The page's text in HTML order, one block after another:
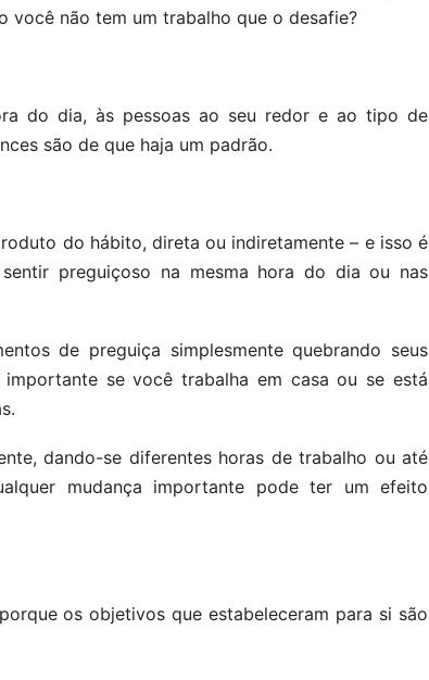
você não tem um trabalho que o desafie?
do dia, às pessoas ao seu redor e ao tipo de
são de que haja um padrão.
do hábito, direta ou indiretamente – e isso é
preguiçoso na mesma hora do dia ou nas
de preguiça simplesmente quebrando seus
se você trabalha em casa ou se está
dando-se diferentes horas de trabalho ou até
mudança importante pode ter um efeito
os objetivos que estabeleceram para si são